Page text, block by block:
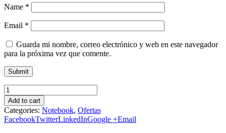
Name *
Email *
Guarda mi nombre, correo electrónico y web en este navegador
para la próxima vez que comente.
Add to cart
Categories: Notebook, Ofertas
FacebookTwitterLinkedInGoogle +Email